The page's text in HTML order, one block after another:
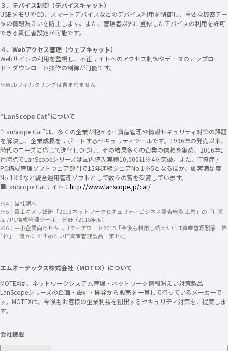
３．デバイス制御（デバイスキャット）
USBメモリやCD、スマートデバイスなどのデバイス利用を制御し、重要な機密デー
タの情報漏えいを防止します。また、管理者以外に登録したデバイスの利用を許可
できる責任者設定が可能です。
４．Webアクセス管理（ウェブキャット）
Webサイトの利用を監視し、不正サイトへのアクセス制御やデータのアップロー
ド・ダウンロード操作の制御が可能です。
※Webフィルタリングは含まれません
“LanScope Cat”について
“LanScope Cat”は、多くの企業が抱えるIT資産管理や情報セキュリティ対策の課題
を解決し、企業成長をサポートするセキュリティツールです。1996年の発売以来、
時代のニーズに応じて進化しつづけ、その結果多くの企業の信頼を集め、2016年1
月時点でLanScopeシリーズは国内導入実績10,000社※4を突破。また、IT資産 /
PC構成管理ソフトウェア部門で12年連続シェアNo.1※5となるほか、顧客満足度
No.1※6など統合運用管理ソフトとして数々の賞を受賞しています。
■LanScope Catサイト： http://www.lanscope.jp/cat/
※4：当社調べ
※5：富士キメラ総研「2016 ネットワークセキュリティビジネス調査総覧 上巻」の「IT資
産 / PC構成管理ツール」分野（2015年度）
※6：中小企業向けセキュリティアワード2015「今後も利用し続けたいIT資産管理製品 第
1位」「誰かにすすめたいIT資産管理製品 第1位」
エムオーテックス株式会社（MOTEX）について
MOTEXは、ネットワークシステム管理・ネットワーク情報漏えい対策製品
LanScopeシリーズの企画・設計・開発から販売を一貫して行っているメーカーで
す。MOTEXは、今後もお客様の企業利益を創出するセキュリティ対策をご提案しま
す。
会社概要